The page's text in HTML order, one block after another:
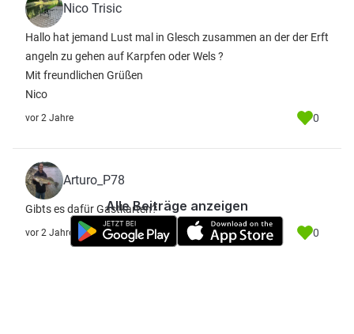
Nico Trisic
Hallo hat jemand Lust mal in Glesch zusammen an der der Erft
angeln zu gehen auf Karpfen oder Wels ?
Mit freundlichen Grüßen
Nico
vor 2 Jahre 0
Arturo_P78
Gibts es dafür Gastkarten?
vor 2 Jahre 0
Alle Beiträge anzeigen